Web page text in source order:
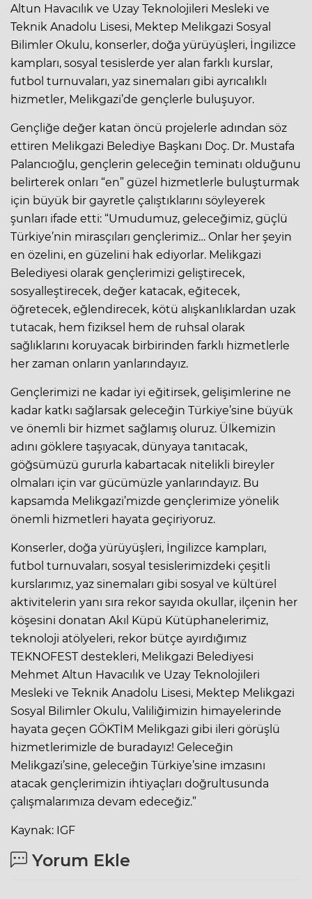
Altun Havacılık ve Uzay Teknolojileri Mesleki ve
Teknik Anadolu Lisesi, Mektep Melikgazi Sosyal
Bilimler Okulu, konserler, doğa yürüyüşleri, İngilizce
kampları, sosyal tesislerde yer alan farklı kurslar,
futbol turnuvaları, yaz sinemaları gibi ayrıcalıklı
hizmetler, Melikgazi’de gençlerle buluşuyor.
Gençliğe değer katan öncü projelerle adından söz
ettiren Melikgazi Belediye Başkanı Doç. Dr. Mustafa
Palancıoğlu, gençlerin geleceğin teminatı olduğunu
belirterek onları “en” güzel hizmetlerle buluşturmak
için büyük bir gayretle çalıştıklarını söyleyerek
şunları ifade etti: “Umudumuz, geleceğimiz, güçlü
Türkiye’nin mirasçıları gençlerimiz… Onlar her şeyin
en özelini, en güzelini hak ediyorlar. Melikgazi
Belediyesi olarak gençlerimizi geliştirecek,
sosyalleştirecek, değer katacak, eğitecek,
öğretecek, eğlendirecek, kötü alışkanlıklardan uzak
tutacak, hem fiziksel hem de ruhsal olarak
sağlıklarını koruyacak birbirinden farklı hizmetlerle
her zaman onların yanlarındayız.
Gençlerimizi ne kadar iyi eğitirsek, gelişimlerine ne
kadar katkı sağlarsak geleceğin Türkiye’sine büyük
ve önemli bir hizmet sağlamış oluruz. Ülkemizin
adını göklere taşıyacak, dünyaya tanıtacak,
göğsümüzü gururla kabartacak nitelikli bireyler
olmaları için var gücümüzle yanlarındayız. Bu
kapsamda Melikgazi’mizde gençlerimize yönelik
önemli hizmetleri hayata geçiriyoruz.
Konserler, doğa yürüyüşleri, İngilizce kampları,
futbol turnuvaları, sosyal tesislerimizdeki çeşitli
kurslarımız, yaz sinemaları gibi sosyal ve kültürel
aktivitelerin yanı sıra rekor sayıda okullar, ilçenin her
köşesini donatan Akıl Küpü Kütüphanelerimiz,
teknoloji atölyeleri, rekor bütçe ayırdığımız
TEKNOFEST destekleri, Melikgazi Belediyesi
Mehmet Altun Havacılık ve Uzay Teknolojileri
Mesleki ve Teknik Anadolu Lisesi, Mektep Melikgazi
Sosyal Bilimler Okulu, Valiliğimizin himayelerinde
hayata geçen GÖKTİM Melikgazi gibi ileri görüşlü
hizmetlerimizle de buradayız! Geleceğin
Melikgazi’sine, geleceğin Türkiye’sine imzasını
atacak gençlerimizin ihtiyaçları doğrultusunda
çalışmalarımıza devam edeceğiz.”
Kaynak: IGF
Yorum Ekle